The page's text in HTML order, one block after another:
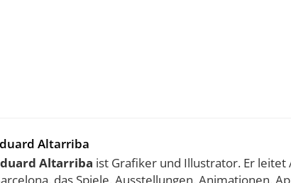
Altarriba
Altarriba ist Grafiker und Illustrator. Er leitet